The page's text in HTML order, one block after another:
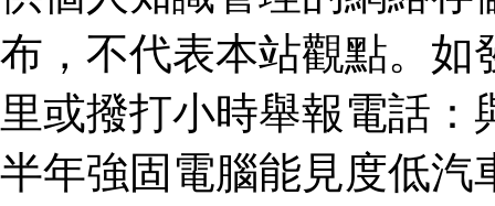
布，不代表本站觀點。如
里或撥打小時舉報電話：
半年強固電腦能見度低